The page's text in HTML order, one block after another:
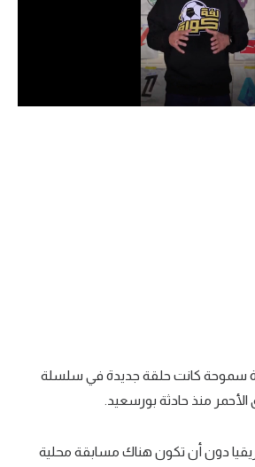
سموحة كانت حلقة جديدة في سلسلة
منذ حادثة بورسعيد.
دون أن تكون هناك مسابقة محلية